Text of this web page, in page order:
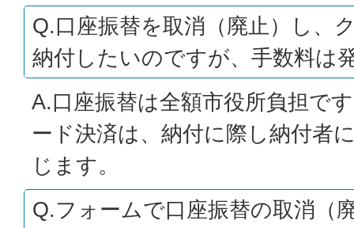
Q.口座振替を取消（廃止）し、
納付したいのですが、手数料は
A.口座振替は全額市役所負担で
ード決済は、納付に際し納付者
じます。
Q.フォームで口座振替の取消（